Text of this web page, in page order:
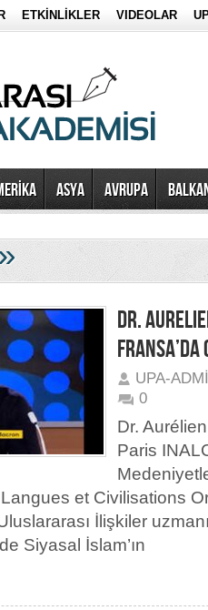
ETKİNLİKLER VIDEOLAR
ASYA AVRUPA
DR.
UPA-
0
Dr.
Paris
et Civilisations
İlişkiler
Siyasal İslam’ın